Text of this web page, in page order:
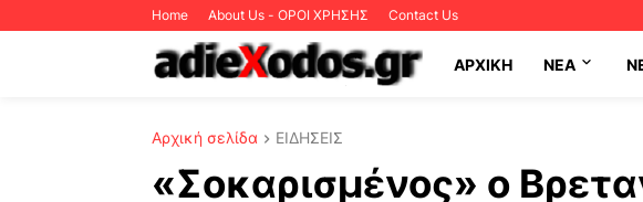
Home About Us - ΟΡΟΙ ΧΡΗΣΗΣ Contact Us
ΑΡΧΙΚΗ NEA
Αρχική σελίδα ΕΙΔΗΣΕΙΣ
«Σοκαρισμένος» ο